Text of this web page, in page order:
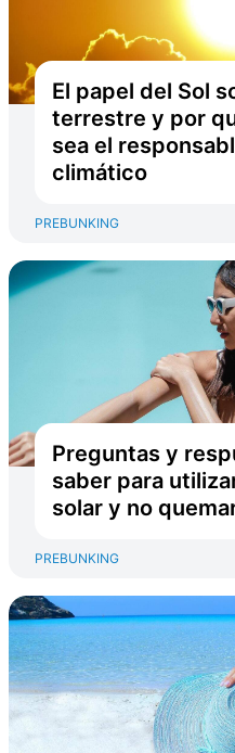
El papel del Sol
terrestre y por
sea el
climático
PREBUNKING
Preguntas y
saber para
solar y no
PREBUNKING